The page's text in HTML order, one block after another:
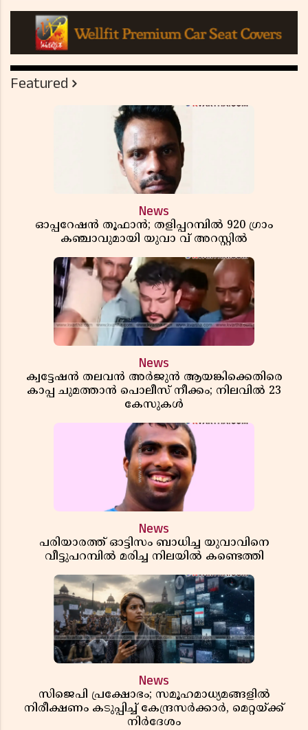
Featured
News
ഓപ്പറേഷൻ തൂഫാൻ; തളിപ്പറമ്പിൽ 920 ഗ്രാം
കഞ്ചാവുമായി യുവാ വ് അറസ്റ്റിൽ
News
ക്വട്ടേഷൻ തലവൻ അർജുൻ ആയങ്കിക്കെതിരെ
കാപ്പ ചുമത്താൻ പൊലീസ് നീക്കം; നിലവിൽ 23
കേസുകൾ
News
പരിയാരത്ത് ഓട്ടിസം ബാധിച്ച യുവാവിനെ
വീട്ടുപറമ്പിൽ മരിച്ച നിലയിൽ കണ്ടെത്തി
News
സിജെപി പ്രക്ഷോഭം; സമൂഹമാധ്യമങ്ങളിൽ
നിരീക്ഷണം കടുപ്പിച്ച് കേന്ദ്രസർക്കാർ, മെറ്റയ്ക്ക്
നിർദേശം